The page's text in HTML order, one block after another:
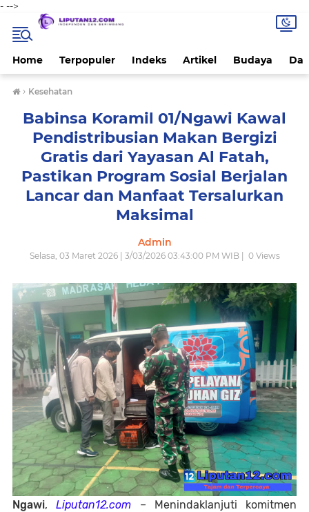
- -->
Home Terpopuler Indeks Artikel Budaya
› Kesehatan
Babinsa Koramil 01/Ngawi Kawal
Pendistribusian Makan Bergizi
Gratis dari Yayasan Al Fatah,
Pastikan Program Sosial Berjalan
Lancar dan Manfaat Tersalurkan
Maksimal
Admin
Selasa, 03 Maret 2026 | 3/03/2026 03:43:00 PM WIB | 0Views
Ngawi,Liputan12.com – Menindaklanjuti komitmen